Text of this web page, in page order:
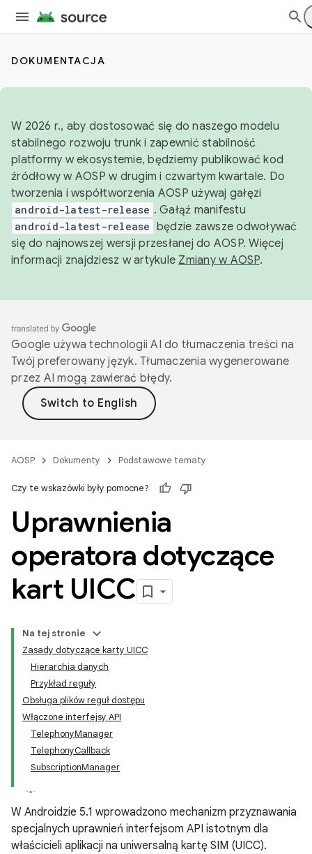
DOKUMENTACJA
W 2026 r., aby dostosować się do naszego modelu
stabilnego rozwoju trunk i zapewnić stabilność
platformy w ekosystemie, będziemy publikować kod
źródłowy w AOSP w drugim i czwartym kwartale. Do
tworzenia i współtworzenia AOSP używaj gałęzi
android-latest-release . Gałąź manifestu
android-latest-release będzie zawsze odwoływać
się do najnowszej wersji przesłanej do AOSP. Więcej
informacji znajdziesz w artykule Zmiany w AOSP.
Google używa technologii AI do tłumaczenia treści na
Twój preferowany język. Tłumaczenia wygenerowane
przez AI mogą zawierać błędy.
AOSP Dokumenty Podstawowe tematy
Czy te wskazówki były pomocne?
Uprawnienia
operatora dotyczące
kart UICC
Na tej stronie
Zasady dotyczące karty UICC
Hierarchia danych
Przykład reguły
Obsługa plików reguł dostępu
Włączone interfejsy API
TelephonyManager
TelephonyCallback
SubscriptionManager
W Androidzie 5.1 wprowadzono mechanizm przyznawania
specjalnych uprawnień interfejsom API istotnym dla
właścicieli aplikacji na uniwersalną kartę SIM (UICC).